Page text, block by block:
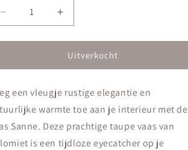
Aantal
verlagen
voor
Sanne
Aantal
verhogen
voor
Vaas
Sanne
Uitverkocht
een vleugje rustige elegantie en
warmte toe aan je interieur met de
Sanne. Deze prachtige taupe vaas van
is een tijdloze eyecatcher op je